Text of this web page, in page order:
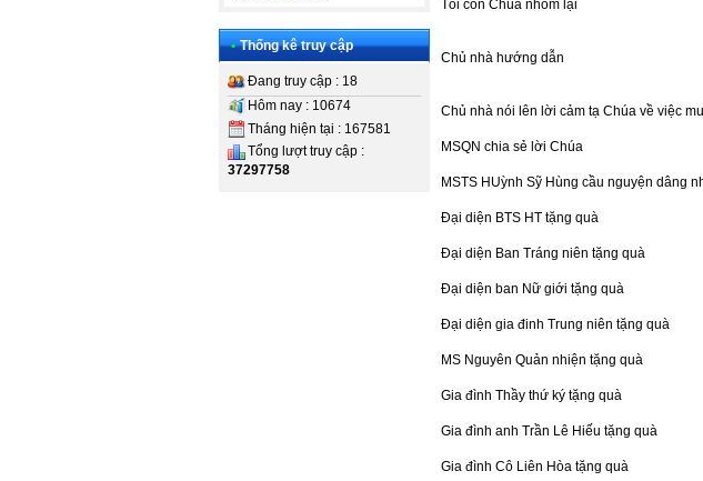
• Thống kê truy cập
Đang truy cập : 18
Hôm nay : 10674
Tháng hiện tại : 167581
Tổng lượt truy cập :
37297758
Tôi con Chúa nhóm lại
Chủ nhà hướng dẫn
Chủ nhà nói lên lời cảm tạ Chúa về việc
MSQN chia sẻ lời Chúa
MSTS HUỳnh Sỹ Hùng cầu nguyện dâng
Đại diện BTS HT tặng quà
Đại diện Ban Tráng niên tặng quà
Đại diện ban Nữ giới tặng quà
Đại diện gia đinh Trung niên tặng quà
MS Nguyên Quản nhiện tặng quà
Gia đình Thầy thứ ký tặng quà
Gia đình anh Trần Lê Hiếu tặng quà
Gia đình Cô Liên Hòa tặng quà